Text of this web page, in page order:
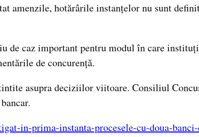
amenzile, hotărârile instanțelor nu sunt
de caz important pentru modul în care
de concurență.
asupra deciziilor viitoare. Consiliul
in-prima-instanta-procesele-cu-doua-